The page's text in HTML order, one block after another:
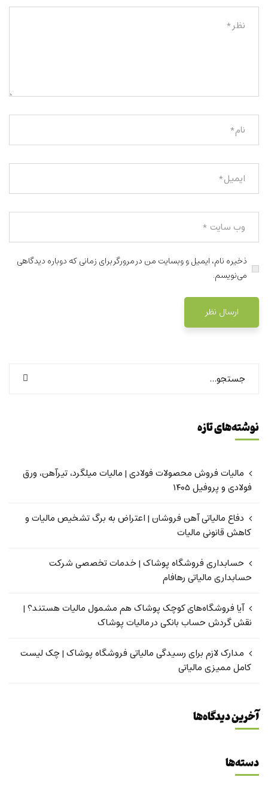
ذخیره نام، ایمیل و وبسایت من در مرورگر برای زمانی که دوباره دیدگاهی
می‌نویسم.
نوشته‌های تازه
مالیات فروش محصولات فولادی | مالیات میلگرد، تیرآهن، ورق
فولادی و پروفیل ۱۴۰۵
دفاع مالیاتی آهن فروشان | اعتراض به برگ تشخیص مالیات و
کاهش قانونی مالیات
حسابداری فروشگاه پوشاک | خدمات تخصصی شرکت
حسابداری مالیاتی رهافام
آیا فروشگاه‌های کوچک پوشاک هم مشمول مالیات هستند؟ |
نقش گردش حساب بانکی در مالیات پوشاک
مدارک لازم برای رسیدگی مالیاتی فروشگاه پوشاک | چک لیست
کامل ممیزی مالیاتی
آخرین دیدگاه‌ها
دسته‌ها